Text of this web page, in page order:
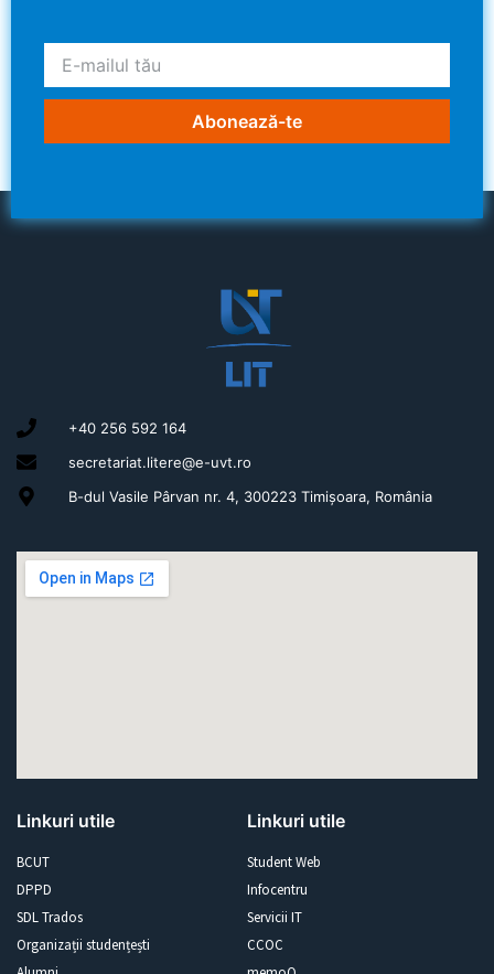
Abonează-te
+40 256 592 164
secretariat.litere@e-uvt.ro
B-dul Vasile Pârvan nr. 4, 300223 Timișoara, România
Linkuri utile
BCUT
DPPD
SDL Trados
Organizații studențești
Linkuri utile
Student Web
Infocentru
Servicii IT
CCOC